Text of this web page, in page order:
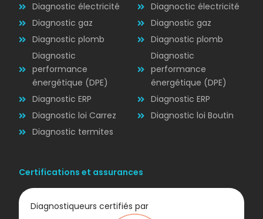
Diagnostic
ÉLECTRICITÉ
Diagnostic électricité
Diagnostic gaz
Diagnostic plomb
Diagnostic
performance
énergétique (DPE)
Diagnostic ERP
Diagnostic loi Carrez
Diagnostic termites
Diagnoctic électricité
Diagnostic gaz
Diagnostic plomb
Diagnostic
performance
énergétique (DPE)
Diagnostic ERP
Diagnostic loi Boutin
Certifications et assurances
Diagnostiqueurs certifiés par